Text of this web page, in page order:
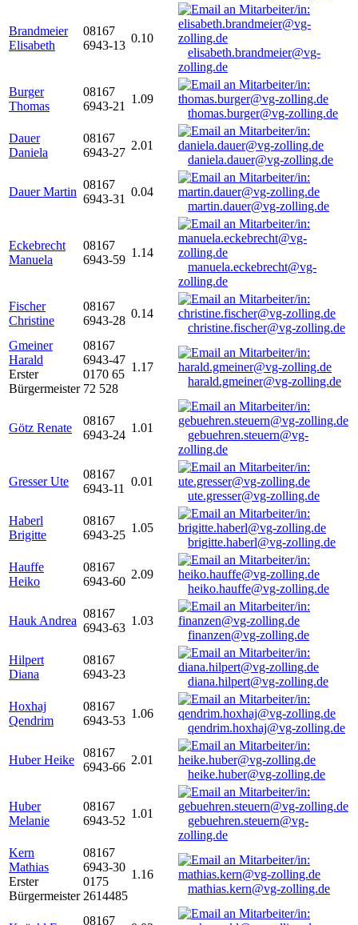
Brandmeier
Elisabeth
08167
6943-13
0.10
elisabeth.brandmeier@vg-
zolling.de
Burger
Thomas
08167
6943-21
1.09
thomas.burger@vg-zolling.de
Dauer
Daniela
08167
6943-27
2.01
daniela.dauer@vg-zolling.de
Dauer Martin
08167
6943-31
0.04
martin.dauer@vg-zolling.de
Eckebrecht
Manuela
08167
6943-59
1.14
manuela.eckebrecht@vg-
zolling.de
Fischer
Christine
08167
6943-28
0.14
christine.fischer@vg-zolling.de
Gmeiner
Harald
Erster
Bürgermeister
08167
6943-47
0170 65
72 528
1.17
harald.gmeiner@vg-zolling.de
Götz Renate
08167
6943-24
1.01
gebuehren.steuern@vg-
zolling.de
Gresser Ute
08167
6943-11
0.01
ute.gresser@vg-zolling.de
Haberl
Brigitte
08167
6943-25
1.05
brigitte.haberl@vg-zolling.de
Hauffe
Heiko
08167
6943-60
2.09
heiko.hauffe@vg-zolling.de
Hauk Andrea
08167
6943-63
1.03
finanzen@vg-zolling.de
Hilpert
Diana
08167
6943-23
diana.hilpert@vg-zolling.de
Hoxhaj
Qendrim
08167
6943-53
1.06
qendrim.hoxhaj@vg-zolling.de
Huber Heike
08167
6943-66
2.01
heike.huber@vg-zolling.de
Huber
Melanie
08167
6943-52
1.01
gebuehren.steuern@vg-
zolling.de
Kern
Mathias
Erster
Bürgermeister
08167
6943-30
0175
2614485
1.16
mathias.kern@vg-zolling.de
08167